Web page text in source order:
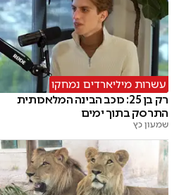
עשרות מיליארדים נמחקו
רק בן 25: כוכב הבינה המלאכותית
התרסק בתוך ימים
שמעון כץ